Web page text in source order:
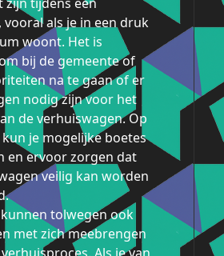
vooral als je in een druk
woont. Het is
bij de gemeente of
na te gaan of er
nodig zijn voor het
de verhuiswagen. Op
je mogelijke boetes
en ervoor zorgen dat
veilig kan worden
tolwegen ook
met zich meebrengen